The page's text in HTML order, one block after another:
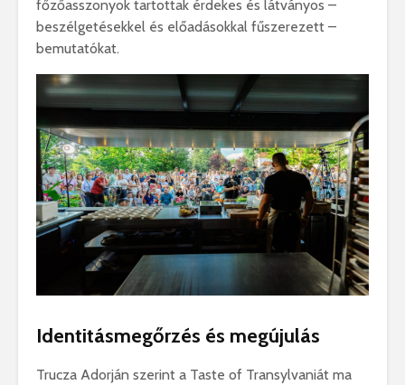
főzőasszonyok tartottak érdekes és látványos –
beszélgetésekkel és előadásokkal fűszerezett –
bemutatókat.
Identitásmegőrzés és megújulás
Trucza Adorján szerint a Taste of Transylvaniát ma